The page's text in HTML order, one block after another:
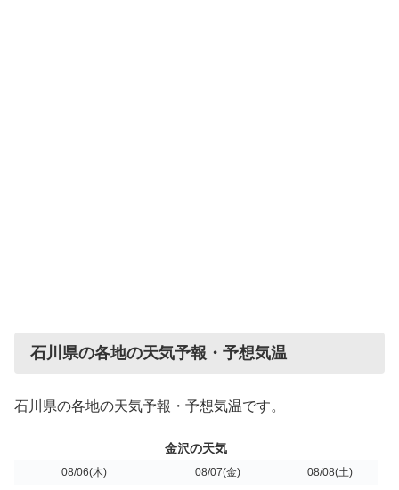
石川県の各地の天気予報・予想気温
石川県の各地の天気予報・予想気温です。
金沢の天気
08/06(木) 08/07(金) 08/08(土)